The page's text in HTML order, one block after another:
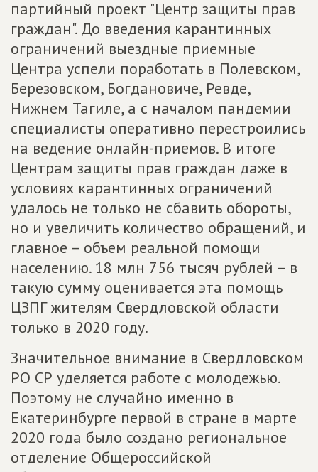
партийный проект "Центр защиты прав
граждан". До введения карантинных
ограничений выездные приемные
Центра успели поработать в Полевском,
Березовском, Богдановиче, Ревде,
Нижнем Тагиле, а с началом пандемии
специалисты оперативно перестроились
на ведение онлайн-приемов. В итоге
Центрам защиты прав граждан даже в
условиях карантинных ограничений
удалось не только не сбавить обороты,
но и увеличить количество обращений, и
главное – объем реальной помощи
населению. 18 млн 756 тысяч рублей – в
такую сумму оценивается эта помощь
ЦЗПГ жителям Свердловской области
только в 2020 году.
Значительное внимание в Свердловском
РО СР уделяется работе с молодежью.
Поэтому не случайно именно в
Екатеринбурге первой в стране в марте
2020 года было создано региональное
отделение Общероссийской